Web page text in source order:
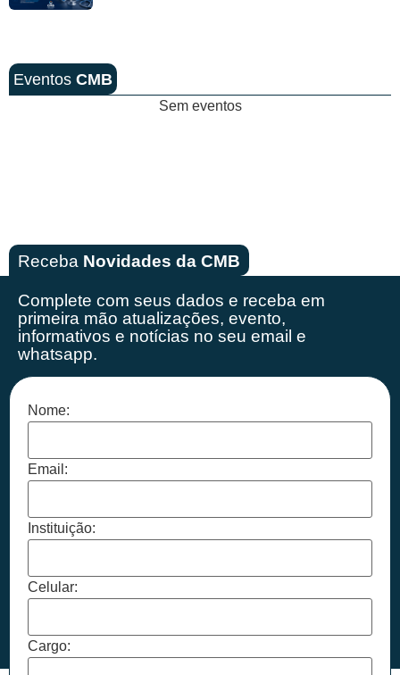
Eventos CMB
Sem eventos
Receba Novidades da CMB
Complete com seus dados e receba em
primeira mão atualizações, evento,
informativos e notícias no seu email e
whatsapp.
Nome:
Email:
Instituição:
Celular:
Cargo: